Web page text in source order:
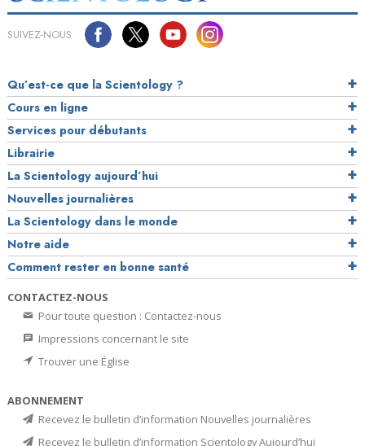
SUIVEZ-NOUS
Qu’est-ce que la Scientology ?
Cours en ligne
Services pour débutants
Librairie
La Scientology aujourd’hui
Nouvelles journalières
La Scientology dans le monde
Notre aide
Comment rester en bonne santé
CONTACTEZ-NOUS
Pour toute question : Contactez-nous
Impressions concernant le site
Trouver une Église
ABONNEMENT
Recevez le bulletin d’information Nouvelles journalières
Recevez le bulletin d’information Scientology Aujourd’hui